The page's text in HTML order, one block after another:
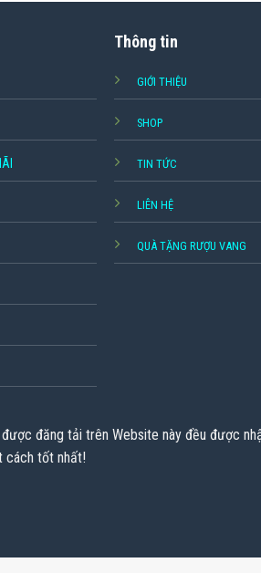
Thông tin
GIỚI THIỆU
SHOP
TIN TỨC
LIÊN HỆ
QUÀ TẶNG RƯỢU VANG
đăng tải trên Website này đều được
cách tốt nhất!